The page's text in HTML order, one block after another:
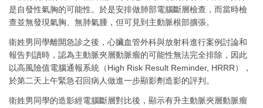
是自發性氣胸的可能性。於是安排做肺部電腦斷層檢查，而當時檢
查並無發現氣胸、無肺氣腫，但可見到主動脈根部擴張。
衛姓男同學離開急診之後，心臟血管外科與放射科進行案例討論和
報告判讀時，認為主動脈夾層動脈瘤的可能性無法完全排除，因此
以高風險值電腦通報系統（High Risk Result Reminder, HRRR），
於第二天上午緊急召回病人做進一步顯影劑造影的評判。
衛姓男同學的造影經電腦斷層對比後，顯示有升主動脈夾層動脈瘤